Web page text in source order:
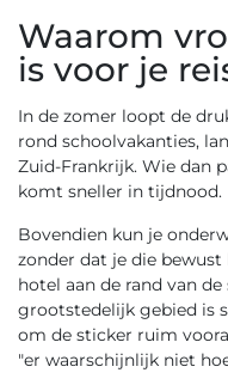
Waarom
is voor je
In de zomer loopt de
rond schoolvakanties,
Zuid-Frankrijk. Wie dan
komt sneller in tijdnood.
Bovendien kun je
zonder dat je die
hotel aan de rand van
grootstedelijk gebied is
om de sticker ruim
"er waarschijnlijk niet